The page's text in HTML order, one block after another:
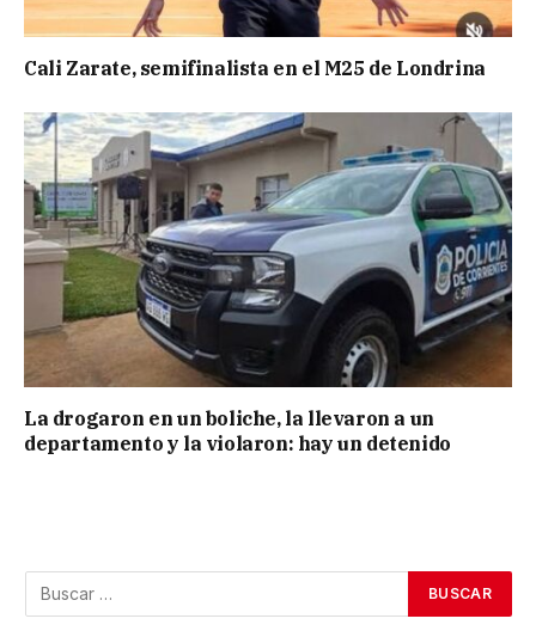
Cali Zarate, semifinalista en el M25 de Londrina
La drogaron en un boliche, la llevaron a un
departamento y la violaron: hay un detenido